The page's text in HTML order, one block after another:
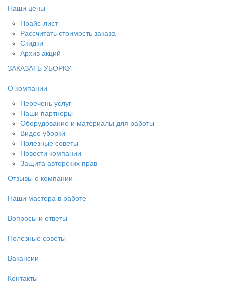
Наши цены
Прайс-лист
Рассчитать стоимость заказа
Скидки
Архив акций
ЗАКАЗАТЬ УБОРКУ
О компании
Перечень услуг
Наши партнеры
Оборудование и материалы для работы
Видео уборки
Полезные советы
Новости компании
Защита авторских прав
Отзывы о компании
Наши мастера в работе
Вопросы и ответы
Полезные советы
Вакансии
Контакты